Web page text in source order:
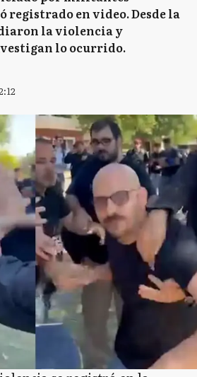
registrado en video. Desde la
la violencia y
lo ocurrido.